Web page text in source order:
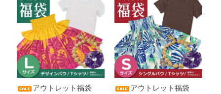
アウトレット福袋
アウトレット福袋